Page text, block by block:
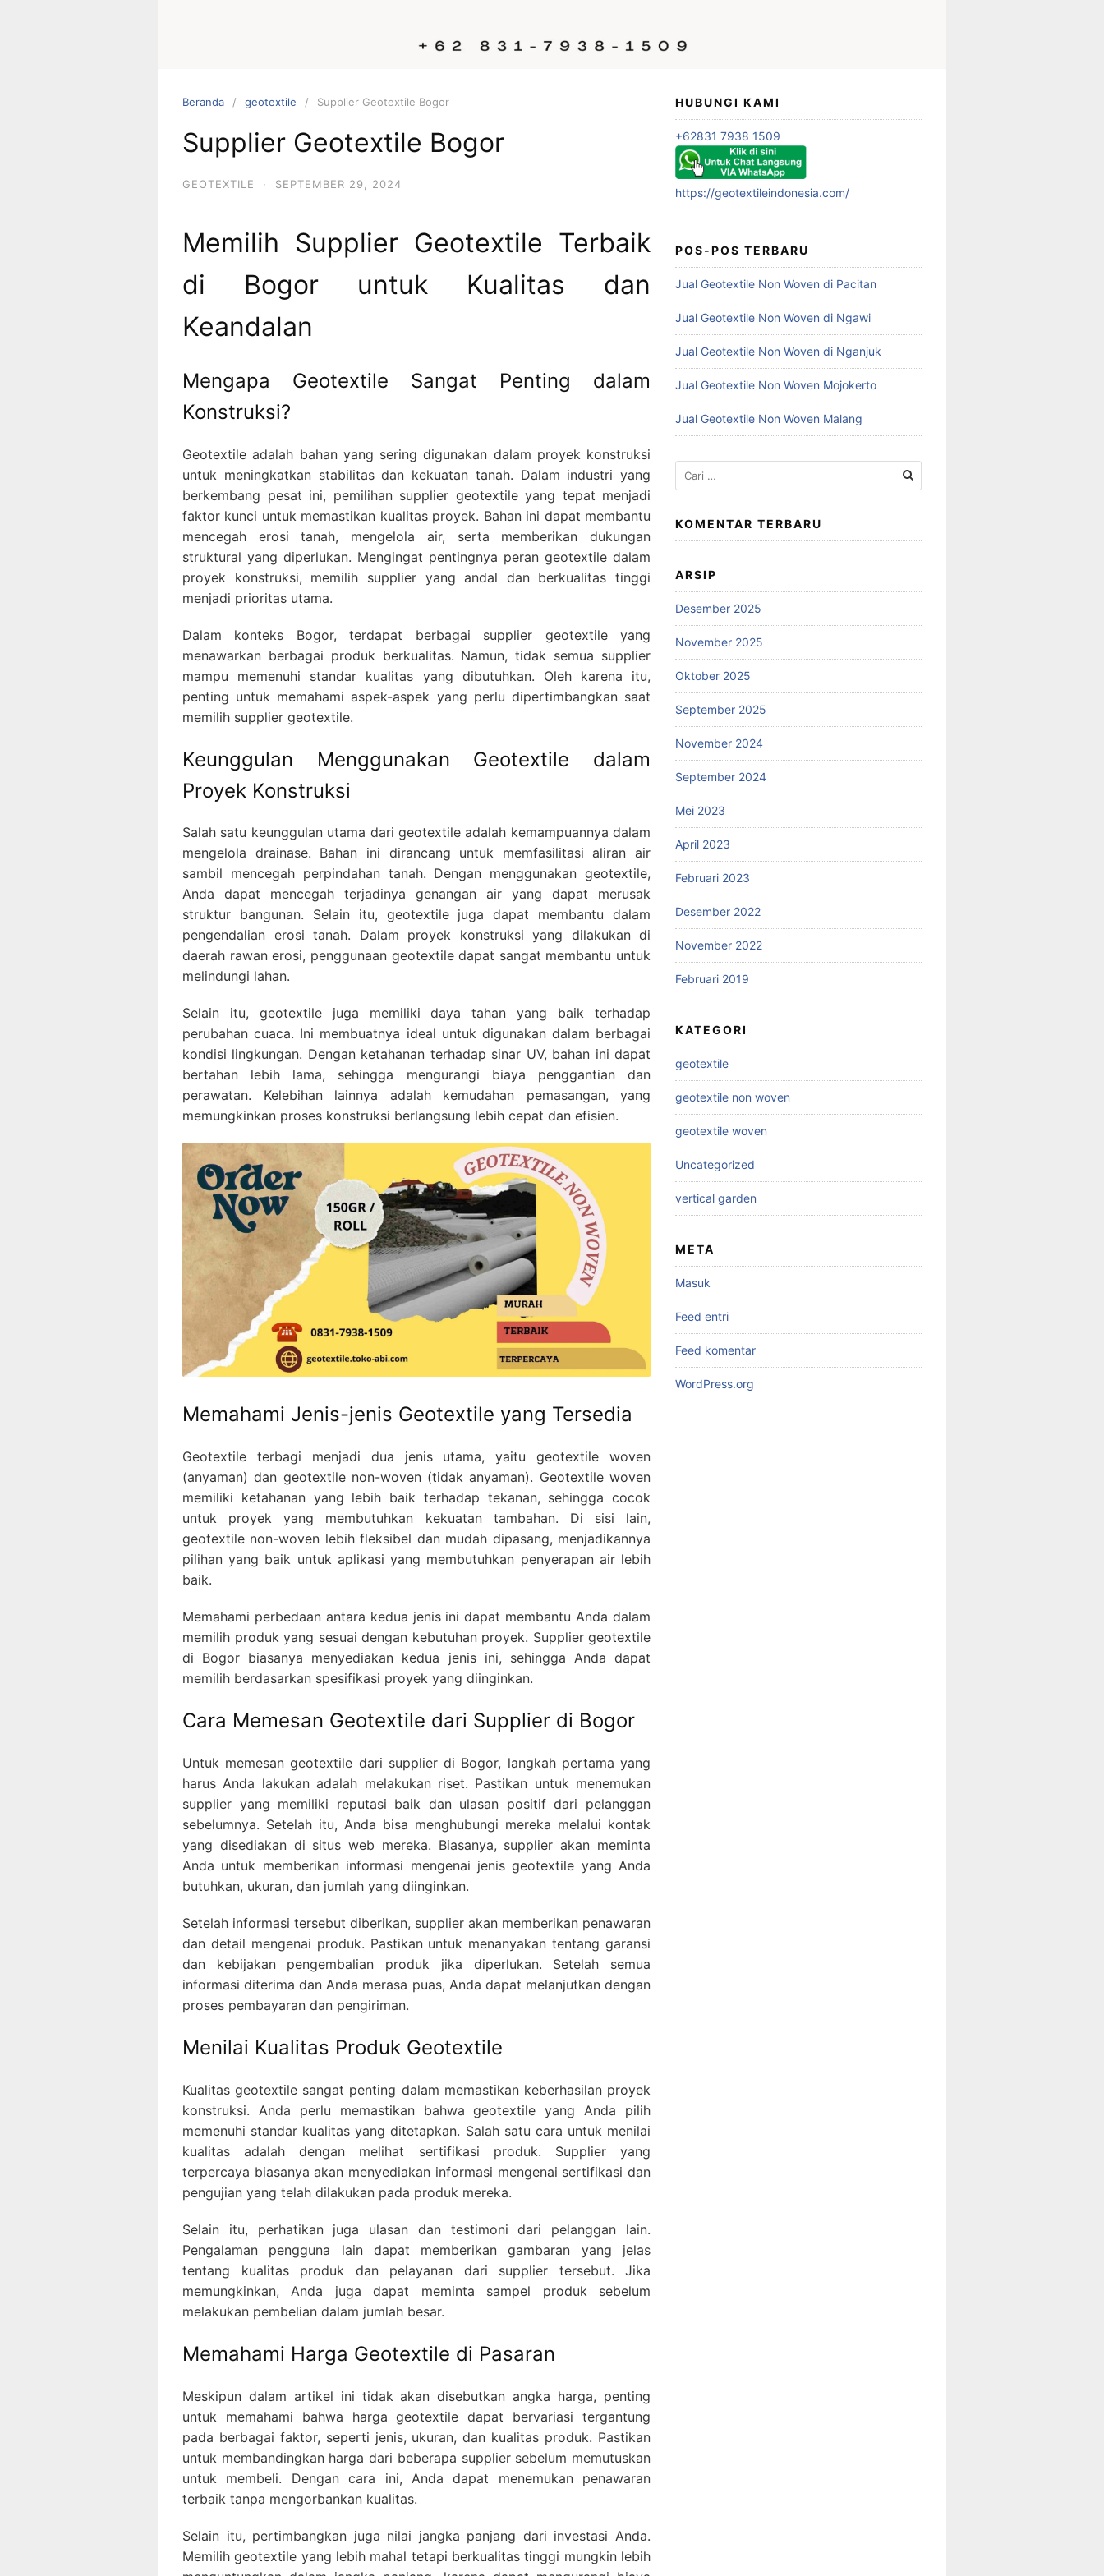
Beranda geotextile Supplier Geotextile Bogor
Supplier Geotextile Bogor
GEOTEXTILE · SEPTEMBER 29, 2024
Memilih Supplier Geotextile Terbaik
di Bogor untuk Kualitas dan
Keandalan
Mengapa Geotextile Sangat Penting dalam
Konstruksi?
Geotextile adalah bahan yang sering digunakan dalam proyek konstruksi
untuk meningkatkan stabilitas dan kekuatan tanah. Dalam industri yang
berkembang pesat ini, pemilihan supplier geotextile yang tepat menjadi
faktor kunci untuk memastikan kualitas proyek. Bahan ini dapat membantu
mencegah erosi tanah, mengelola air, serta memberikan dukungan
struktural yang diperlukan. Mengingat pentingnya peran geotextile dalam
proyek konstruksi, memilih supplier yang andal dan berkualitas tinggi
menjadi prioritas utama.
Dalam konteks Bogor, terdapat berbagai supplier geotextile yang
menawarkan berbagai produk berkualitas. Namun, tidak semua supplier
mampu memenuhi standar kualitas yang dibutuhkan. Oleh karena itu,
penting untuk memahami aspek-aspek yang perlu dipertimbangkan saat
memilih supplier geotextile.
Keunggulan Menggunakan Geotextile dalam
Proyek Konstruksi
Salah satu keunggulan utama dari geotextile adalah kemampuannya dalam
mengelola drainase. Bahan ini dirancang untuk memfasilitasi aliran air
sambil mencegah perpindahan tanah. Dengan menggunakan geotextile,
Anda dapat mencegah terjadinya genangan air yang dapat merusak
struktur bangunan. Selain itu, geotextile juga dapat membantu dalam
pengendalian erosi tanah. Dalam proyek konstruksi yang dilakukan di
daerah rawan erosi, penggunaan geotextile dapat sangat membantu untuk
melindungi lahan.
Selain itu, geotextile juga memiliki daya tahan yang baik terhadap
perubahan cuaca. Ini membuatnya ideal untuk digunakan dalam berbagai
kondisi lingkungan. Dengan ketahanan terhadap sinar UV, bahan ini dapat
bertahan lebih lama, sehingga mengurangi biaya penggantian dan
perawatan. Kelebihan lainnya adalah kemudahan pemasangan, yang
memungkinkan proses konstruksi berlangsung lebih cepat dan efisien.
Memahami Jenis-jenis Geotextile yang Tersedia
Geotextile terbagi menjadi dua jenis utama, yaitu geotextile woven
(anyaman) dan geotextile non-woven (tidak anyaman). Geotextile woven
memiliki ketahanan yang lebih baik terhadap tekanan, sehingga cocok
untuk proyek yang membutuhkan kekuatan tambahan. Di sisi lain,
geotextile non-woven lebih fleksibel dan mudah dipasang, menjadikannya
pilihan yang baik untuk aplikasi yang membutuhkan penyerapan air lebih
baik.
Memahami perbedaan antara kedua jenis ini dapat membantu Anda dalam
memilih produk yang sesuai dengan kebutuhan proyek. Supplier geotextile
di Bogor biasanya menyediakan kedua jenis ini, sehingga Anda dapat
memilih berdasarkan spesifikasi proyek yang diinginkan.
Cara Memesan Geotextile dari Supplier di Bogor
Untuk memesan geotextile dari supplier di Bogor, langkah pertama yang
harus Anda lakukan adalah melakukan riset. Pastikan untuk menemukan
supplier yang memiliki reputasi baik dan ulasan positif dari pelanggan
sebelumnya. Setelah itu, Anda bisa menghubungi mereka melalui kontak
yang disediakan di situs web mereka. Biasanya, supplier akan meminta
Anda untuk memberikan informasi mengenai jenis geotextile yang Anda
butuhkan, ukuran, dan jumlah yang diinginkan.
Setelah informasi tersebut diberikan, supplier akan memberikan penawaran
dan detail mengenai produk. Pastikan untuk menanyakan tentang garansi
dan kebijakan pengembalian produk jika diperlukan. Setelah semua
informasi diterima dan Anda merasa puas, Anda dapat melanjutkan dengan
proses pembayaran dan pengiriman.
Menilai Kualitas Produk Geotextile
Kualitas geotextile sangat penting dalam memastikan keberhasilan proyek
konstruksi. Anda perlu memastikan bahwa geotextile yang Anda pilih
memenuhi standar kualitas yang ditetapkan. Salah satu cara untuk menilai
kualitas adalah dengan melihat sertifikasi produk. Supplier yang
terpercaya biasanya akan menyediakan informasi mengenai sertifikasi dan
pengujian yang telah dilakukan pada produk mereka.
Selain itu, perhatikan juga ulasan dan testimoni dari pelanggan lain.
Pengalaman pengguna lain dapat memberikan gambaran yang jelas
tentang kualitas produk dan pelayanan dari supplier tersebut. Jika
memungkinkan, Anda juga dapat meminta sampel produk sebelum
melakukan pembelian dalam jumlah besar.
Memahami Harga Geotextile di Pasaran
Meskipun dalam artikel ini tidak akan disebutkan angka harga, penting
untuk memahami bahwa harga geotextile dapat bervariasi tergantung
pada berbagai faktor, seperti jenis, ukuran, dan kualitas produk. Pastikan
untuk membandingkan harga dari beberapa supplier sebelum memutuskan
untuk membeli. Dengan cara ini, Anda dapat menemukan penawaran
terbaik tanpa mengorbankan kualitas.
Selain itu, pertimbangkan juga nilai jangka panjang dari investasi Anda.
Memilih geotextile yang lebih mahal tetapi berkualitas tinggi mungkin lebih
HUBUNGI KAMI
+62831 7938 1509
https://geotextileindonesia.com/
POS-POS TERBARU
Jual Geotextile Non Woven di Pacitan
Jual Geotextile Non Woven di Ngawi
Jual Geotextile Non Woven di Nganjuk
Jual Geotextile Non Woven Mojokerto
Jual Geotextile Non Woven Malang
Cari
untuk:
KOMENTAR TERBARU
ARSIP
Desember 2025
November 2025
Oktober 2025
September 2025
November 2024
September 2024
Mei 2023
April 2023
Februari 2023
Desember 2022
November 2022
Februari 2019
KATEGORI
geotextile
geotextile non woven
geotextile woven
Uncategorized
vertical garden
META
Masuk
Feed entri
Feed komentar
WordPress.org